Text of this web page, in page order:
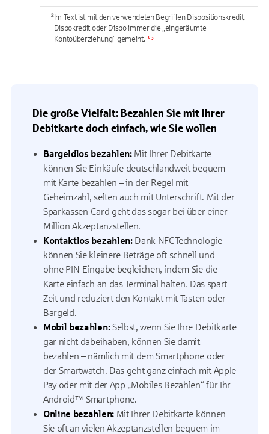
²Im Text ist mit den verwendeten Begriffen Dispositionskredit,
Dispokredit oder Dispo immer die „eingeräumte
Kontoüberziehung“ gemeint.
Die große Vielfalt: Bezahlen Sie mit Ihrer
Debitkarte doch einfach, wie Sie wollen
Bargeldlos bezahlen: Mit Ihrer Debitkarte
können Sie Einkäufe deutschlandweit bequem
mit Karte bezahlen – in der Regel mit
Geheimzahl, selten auch mit Unterschrift. Mit der
Sparkassen-Card geht das sogar bei über einer
Million Akzeptanzstellen.
Kontaktlos bezahlen: Dank NFC-Technologie
können Sie kleinere Beträge oft schnell und
ohne PIN-Eingabe begleichen, indem Sie die
Karte einfach an das Terminal halten. Das spart
Zeit und reduziert den Kontakt mit Tasten oder
Bargeld.
Mobil bezahlen:Selbst, wenn Sie Ihre Debitkarte
gar nicht dabeihaben, können Sie damit
bezahlen – nämlich mit dem Smartphone oder
der Smartwatch. Das geht ganz einfach mit Apple
Pay oder mit der App „Mobiles Bezahlen“ für Ihr
Android™-Smartphone.
Online bezahlen:Mit Ihrer Debitkarte können
Sie oft an vielen Akzeptanzstellen bequem im